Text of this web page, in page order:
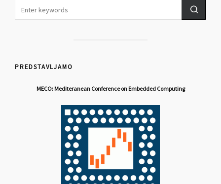
PREDSTAVLJAMO
MECO: Mediteranean Conference on Embedded Computing